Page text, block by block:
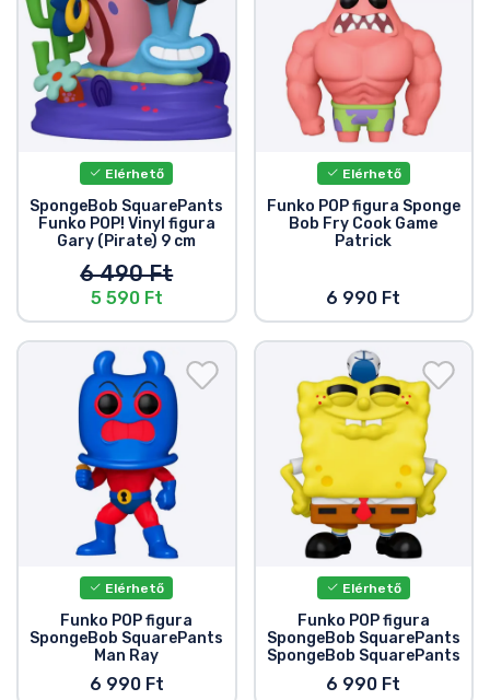
Elérhető
SpongeBob SquarePants
Funko POP! Vinyl figura
Gary (Pirate) 9 cm
6 490 Ft
5 590 Ft
Elérhető
Funko POP figura Sponge
Bob Fry Cook Game
Patrick
6 990 Ft
Elérhető
Funko POP figura
SpongeBob SquarePants
Man Ray
6 990 Ft
Elérhető
Funko POP figura
SpongeBob SquarePants
SpongeBob SquarePants
6 990 Ft